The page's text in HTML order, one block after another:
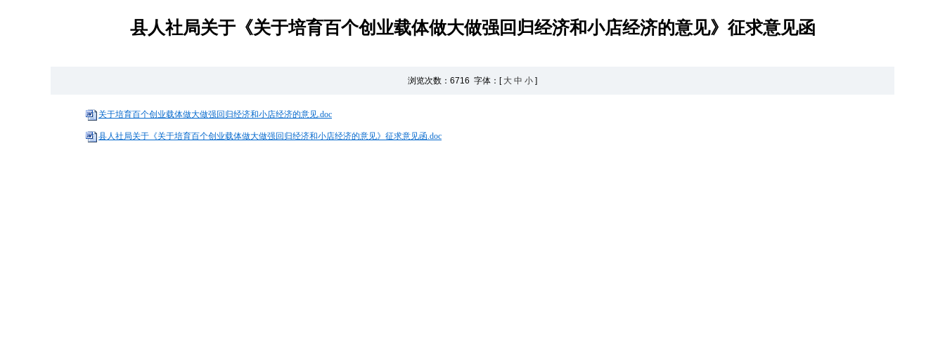
县人社局关于《关于培育百个创业载体做大做强回归经济和小店经济的意见》征求意见函
浏览次数： 6716 字体：[ 大 中 小 ]
关于培育百个创业载体做大做强回归经济和小店经济的意见.doc
县人社局关于《关于培育百个创业载体做大做强回归经济和小店经济的意见》征求意见函.doc